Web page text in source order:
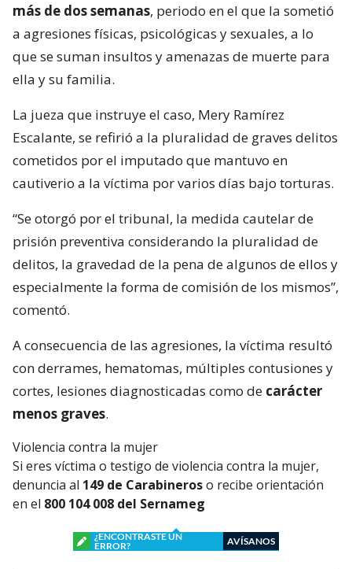
más de dos semanas, periodo en el que la sometió
a agresiones físicas, psicológicas y sexuales, a lo
que se suman insultos y amenazas de muerte para
ella y su familia.
La jueza que instruye el caso, Mery Ramírez
Escalante, se refirió a la pluralidad de graves delitos
cometidos por el imputado que mantuvo en
cautiverio a la víctima por varios días bajo torturas.
“Se otorgó por el tribunal, la medida cautelar de
prisión preventiva considerando la pluralidad de
delitos, la gravedad de la pena de algunos de ellos y
especialmente la forma de comisión de los mismos”,
comentó.
A consecuencia de las agresiones, la víctima resultó
con derrames, hematomas, múltiples contusiones y
cortes, lesiones diagnosticadas como de carácter
menos graves.
Violencia contra la mujer
Si eres víctima o testigo de violencia contra la mujer,
denuncia al 149 de Carabineroso recibe orientación
en el 800 104 008 del Sernameg
¿ENCONTRASTE UN
ERROR?
AVÍSANOS